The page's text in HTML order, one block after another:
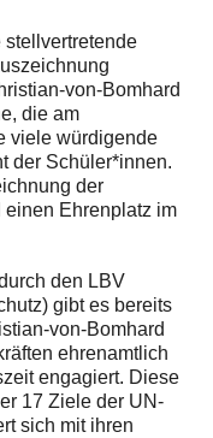
stellvertretende
von-Bomhard
die am
viele würdigende
der Schüler*innen.
der
Ehrenplatz im
den LBV
gibt es bereits
von-Bomhard
ehrenamtlich
engagiert. Diese
17 Ziele der UN-
sich mit ihren